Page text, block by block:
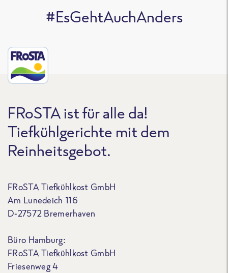
#EsGehtAuchAnders
FRoSTA ist für alle da!
Tiefkühlgerichte mit dem
Reinheitsgebot.
FRoSTA Tiefkühlkost GmbH
Am Lunedeich 116
D-27572 Bremerhaven
Büro Hamburg:
FRoSTA Tiefkühlkost GmbH
Friesenweg 4